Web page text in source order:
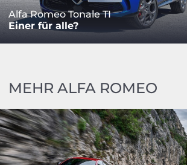
Alfa Romeo Tonale TI
Einer für alle?
MEHR ALFA ROMEO